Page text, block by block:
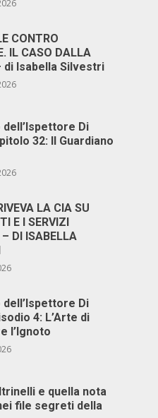
CONTRO
IL CASO DALLA
di Isabella Silvestri
dell’Ispettore Di
32: Il Guardiano
LA CIA SU
E I SERVIZI
– DI ISABELLA
dell’Ispettore Di
4: L’Arte di
l’Ignoto
e quella nota
file segreti della